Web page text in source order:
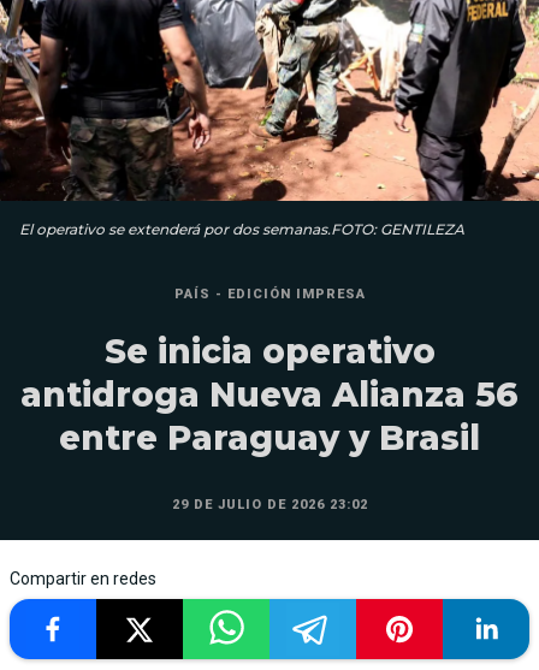
El operativo se extenderá por dos semanas.FOTO: GENTILEZA
PAÍS - EDICIÓN IMPRESA
Se inicia operativo
antidroga Nueva Alianza 56
entre Paraguay y Brasil
29 DE JULIO DE 2026 23:02
Compartir en redes